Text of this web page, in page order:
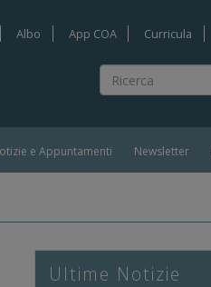
Ricerca
Albo App COA Curricula
e Appuntamenti Newsletter
Ultime Notizie